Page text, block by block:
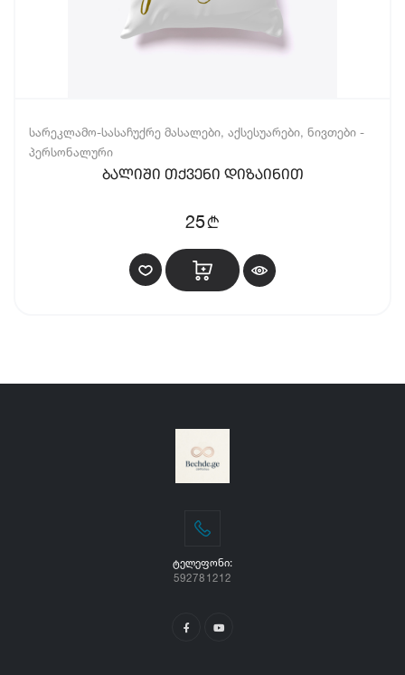
სარეკლამო-სასაჩუქრე მასალები, აქსესუარები, ნივთები -
პერსონალური
ბალიში თქვენი დიზაინით
25b
ᲢᲔᲚᲔᲤᲝᲜᲘ:
592781212